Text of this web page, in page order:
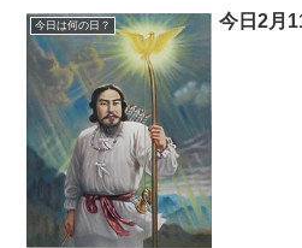
今日は何の日？ 今日2月